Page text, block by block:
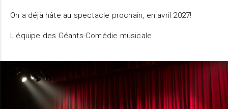
On a déjà hâte au spectacle prochain, en avril 2027!
L'équipe des Géants-Comédie musicale